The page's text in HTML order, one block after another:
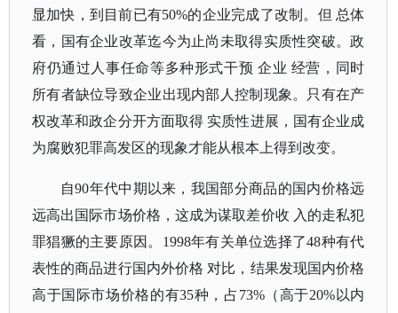
显加快，到目前已有50%的企业完成了改制。但 总体
看，国有企业改革迄今为止尚未取得实质性突破。政
府仍通过人事任命等多种形式干预 企业 经营，同时
所有者缺位导致企业出现内部人控制现象。只有在产
权改革和政企分开方面取得 实质性进展，国有企业成
为腐败犯罪高发区的现象才能从根本上得到改变。
自90年代中期以来，我国部分商品的国内价格远
远高出国际市场价格，这成为谋取差价收 入的走私犯
罪猖獗的主要原因。1998年有关单位选择了48种有代
表性的商品进行国内外价格 对比，结果发现国内价格
高于国际市场价格的有35种，占73%（高于20%以内